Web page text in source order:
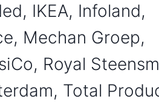
IKEA, Infoland,
Mechan Groep,
Royal
Total